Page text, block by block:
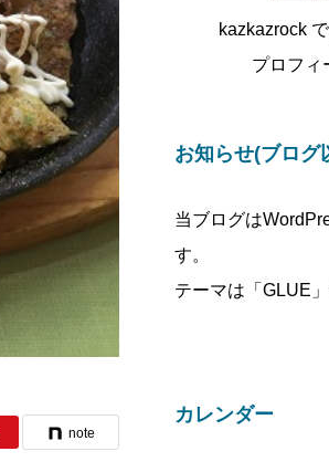
note
kazkazrock
プロフィ
お知らせ(ブロ
当ブログは
す。
テーマは「GLUE
カレンダー